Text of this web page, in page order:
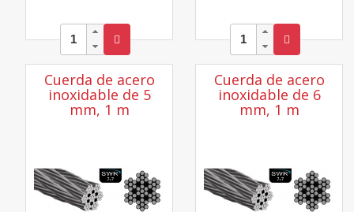
Cuerda de acero
inoxidable de 5
mm, 1 m
Cuerda de acero
inoxidable de 6
mm, 1 m